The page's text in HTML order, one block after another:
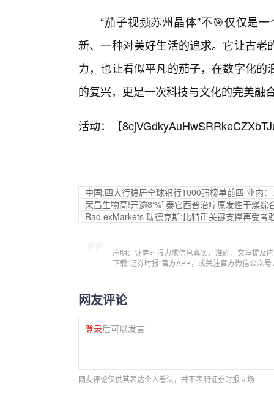
“茄子视频苏州晶体”不🎯仅仅是
新、一种对美好生活的追求。它让古
力，也让看似平凡的茄子，在数字化
的复兴，更是一次科技与文化的完美融
活动：【
中国;四大行稳居全球银行1000强榜单前四 业内
荣昌生物高!开逾8‘%’ 泰它西普治疗原发性干燥
Rad.exMarkets 瑞德克斯:比特币关键支撑再受考
声明：证券时报力求信息真实、准确，文章提及
下载“证券时报”官方APP，或关注官方微信公众
网友评论
登录后可以发言
网友评论仅供其表达个人看法，并不表明证券时报立场